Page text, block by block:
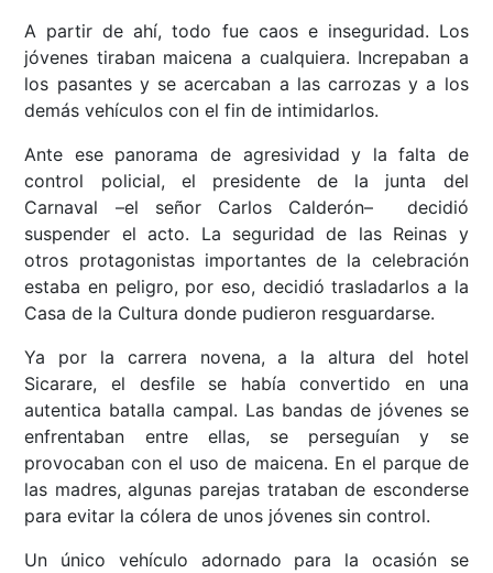
A partir de ahí, todo fue caos e inseguridad. Los
jóvenes tiraban maicena a cualquiera. Increpaban a
los pasantes y se acercaban a las carrozas y a los
demás vehículos con el fin de intimidarlos.
Ante ese panorama de agresividad y la falta de
control policial, el presidente de la junta del
Carnaval –el señor Carlos Calderón– decidió
suspender el acto. La seguridad de las Reinas y
otros protagonistas importantes de la celebración
estaba en peligro, por eso, decidió trasladarlos a la
Casa de la Cultura donde pudieron resguardarse.
Ya por la carrera novena, a la altura del hotel
Sicarare, el desfile se había convertido en una
autentica batalla campal. Las bandas de jóvenes se
enfrentaban entre ellas, se perseguían y se
provocaban con el uso de maicena. En el parque de
las madres, algunas parejas trataban de esconderse
para evitar la cólera de unos jóvenes sin control.
Un único vehículo adornado para la ocasión se